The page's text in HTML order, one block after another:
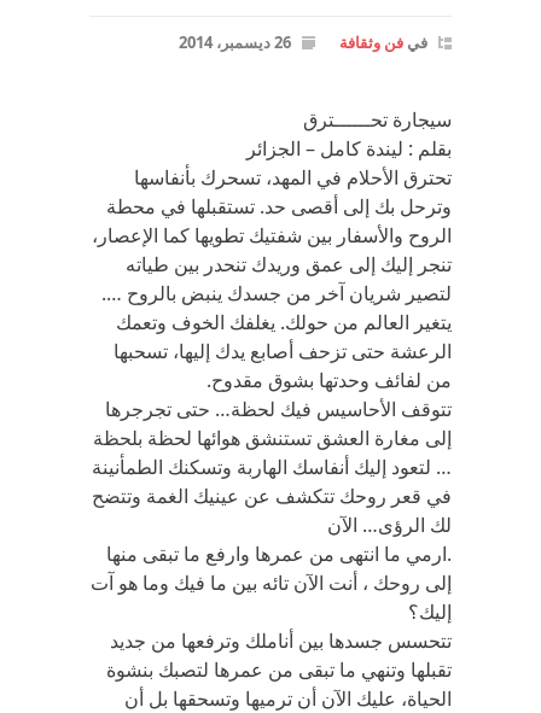
في فن وثقافة 26 ديسمبر، 2014
سيجارة تحــــــترق
بقلم : ليندة كامل – الجزائر
تحترق الأحلام في المهد، تسحرك بأنفاسها
وترحل بك إلى أقصى حد. تستقبلها في محطة
الروح والأسفار بين شفتيك تطويها كما الإعصار،
تنجر إليك إلى عمق وريدك تنحدر بين طياته
لتصير شريان آخر من جسدك ينبض بالروح ….
يتغير العالم من حولك. يغلفك الخوف وتعمك
الرعشة حتى تزحف أصابع يدك إليها، تسحبها
من لفائف وحدتها بشوق مقدوح.
تتوقف الأحاسيس فيك لحظة… حتى تجرجرها
إلى مغارة العشق تستنشق هوائها لحظة بلحظة
… لتعود إليك أنفاسك الهاربة وتسكنك الطمأنينة
في قعر روحك تتكشف عن عينيك الغمة وتتضح
لك الرؤى… الآن
.ارمي ما انتهى من عمرها وارفع ما تبقى منها
إلى روحك ، أنت الآن تائه بين ما فيك وما هو آت
إليك؟
تتحسس جسدها بين أناملك وترفعها من جديد
تقبلها وتنهي ما تبقى من عمرها لتصبك بنشوة
الحياة، عليك الآن أن ترميها وتسحقها بل أن